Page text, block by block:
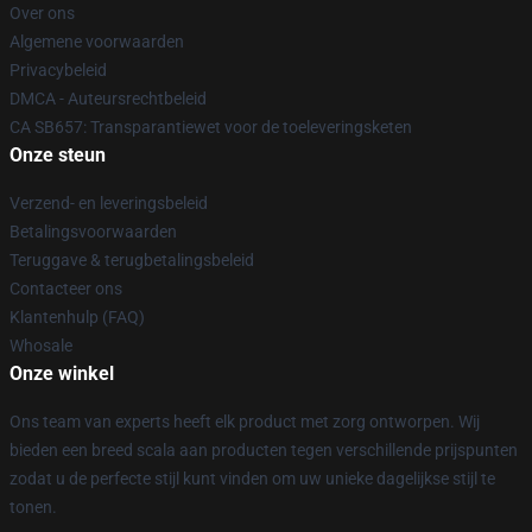
Over ons
Algemene voorwaarden
Privacybeleid
DMCA - Auteursrechtbeleid
CA SB657: Transparantiewet voor de toeleveringsketen
Onze steun
Verzend- en leveringsbeleid
Betalingsvoorwaarden
Teruggave & terugbetalingsbeleid
Contacteer ons
Klantenhulp (FAQ)
Whosale
Onze winkel
Ons team van experts heeft elk product met zorg ontworpen. Wij
bieden een breed scala aan producten tegen verschillende prijspunten
zodat u de perfecte stijl kunt vinden om uw unieke dagelijkse stijl te
tonen.